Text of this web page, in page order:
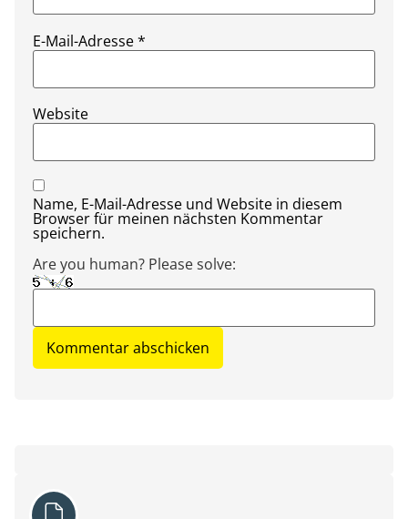
E-Mail-Adresse*
Website
Name, E-Mail-Adresse und Website in diesem
Browser für meinen nächsten Kommentar
speichern.
Are you human? Please solve: